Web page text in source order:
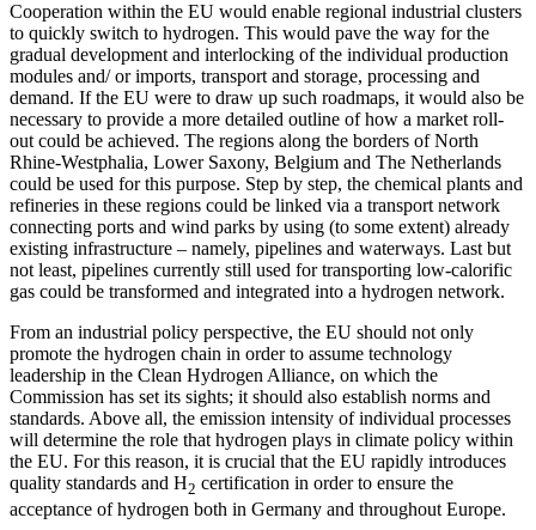
Cooperation within the EU would enable regional industrial clusters
to quickly switch to hydrogen. This would pave the way for the
gradual development and interlocking of the individual production
modules and/ or imports, transport and storage, process­ing and
demand. If the EU were to draw up such roadmaps, it would also be
necessary to provide a more detailed outline of how a market roll-
out could be achieved. The regions along the borders of North
Rhine-Westphalia, Lower Saxony, Belgium and The Netherlands
could be used for this pur­pose. Step by step, the chemical plants and
refineries in these regions could be linked via a transport network
connecting ports and wind parks by using (to some extent) already
existing infrastructure – namely, pipelines and waterways. Last but
not least, pipelines currently still used for transport­ing low-calorific
gas could be transformed and integrated into a hydrogen network.
From an industrial policy perspective, the EU should not only
promote the hydro­gen chain in order to assume technology
leadership in the Clean Hydrogen Alliance, on which the
Commission has set its sights; it should also establish norms and
standards. Above all, the emission intensity of individual processes
will determine the role that hydrogen plays in climate policy with­in
the EU. For this reason, it is crucial that the EU rapidly introduces
quality standards and H2 certification in order to ensure the
acceptance of hydrogen both in Germany and throughout Europe.